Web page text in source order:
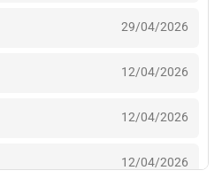
29/04/2026
12/04/2026
12/04/2026
12/04/2026